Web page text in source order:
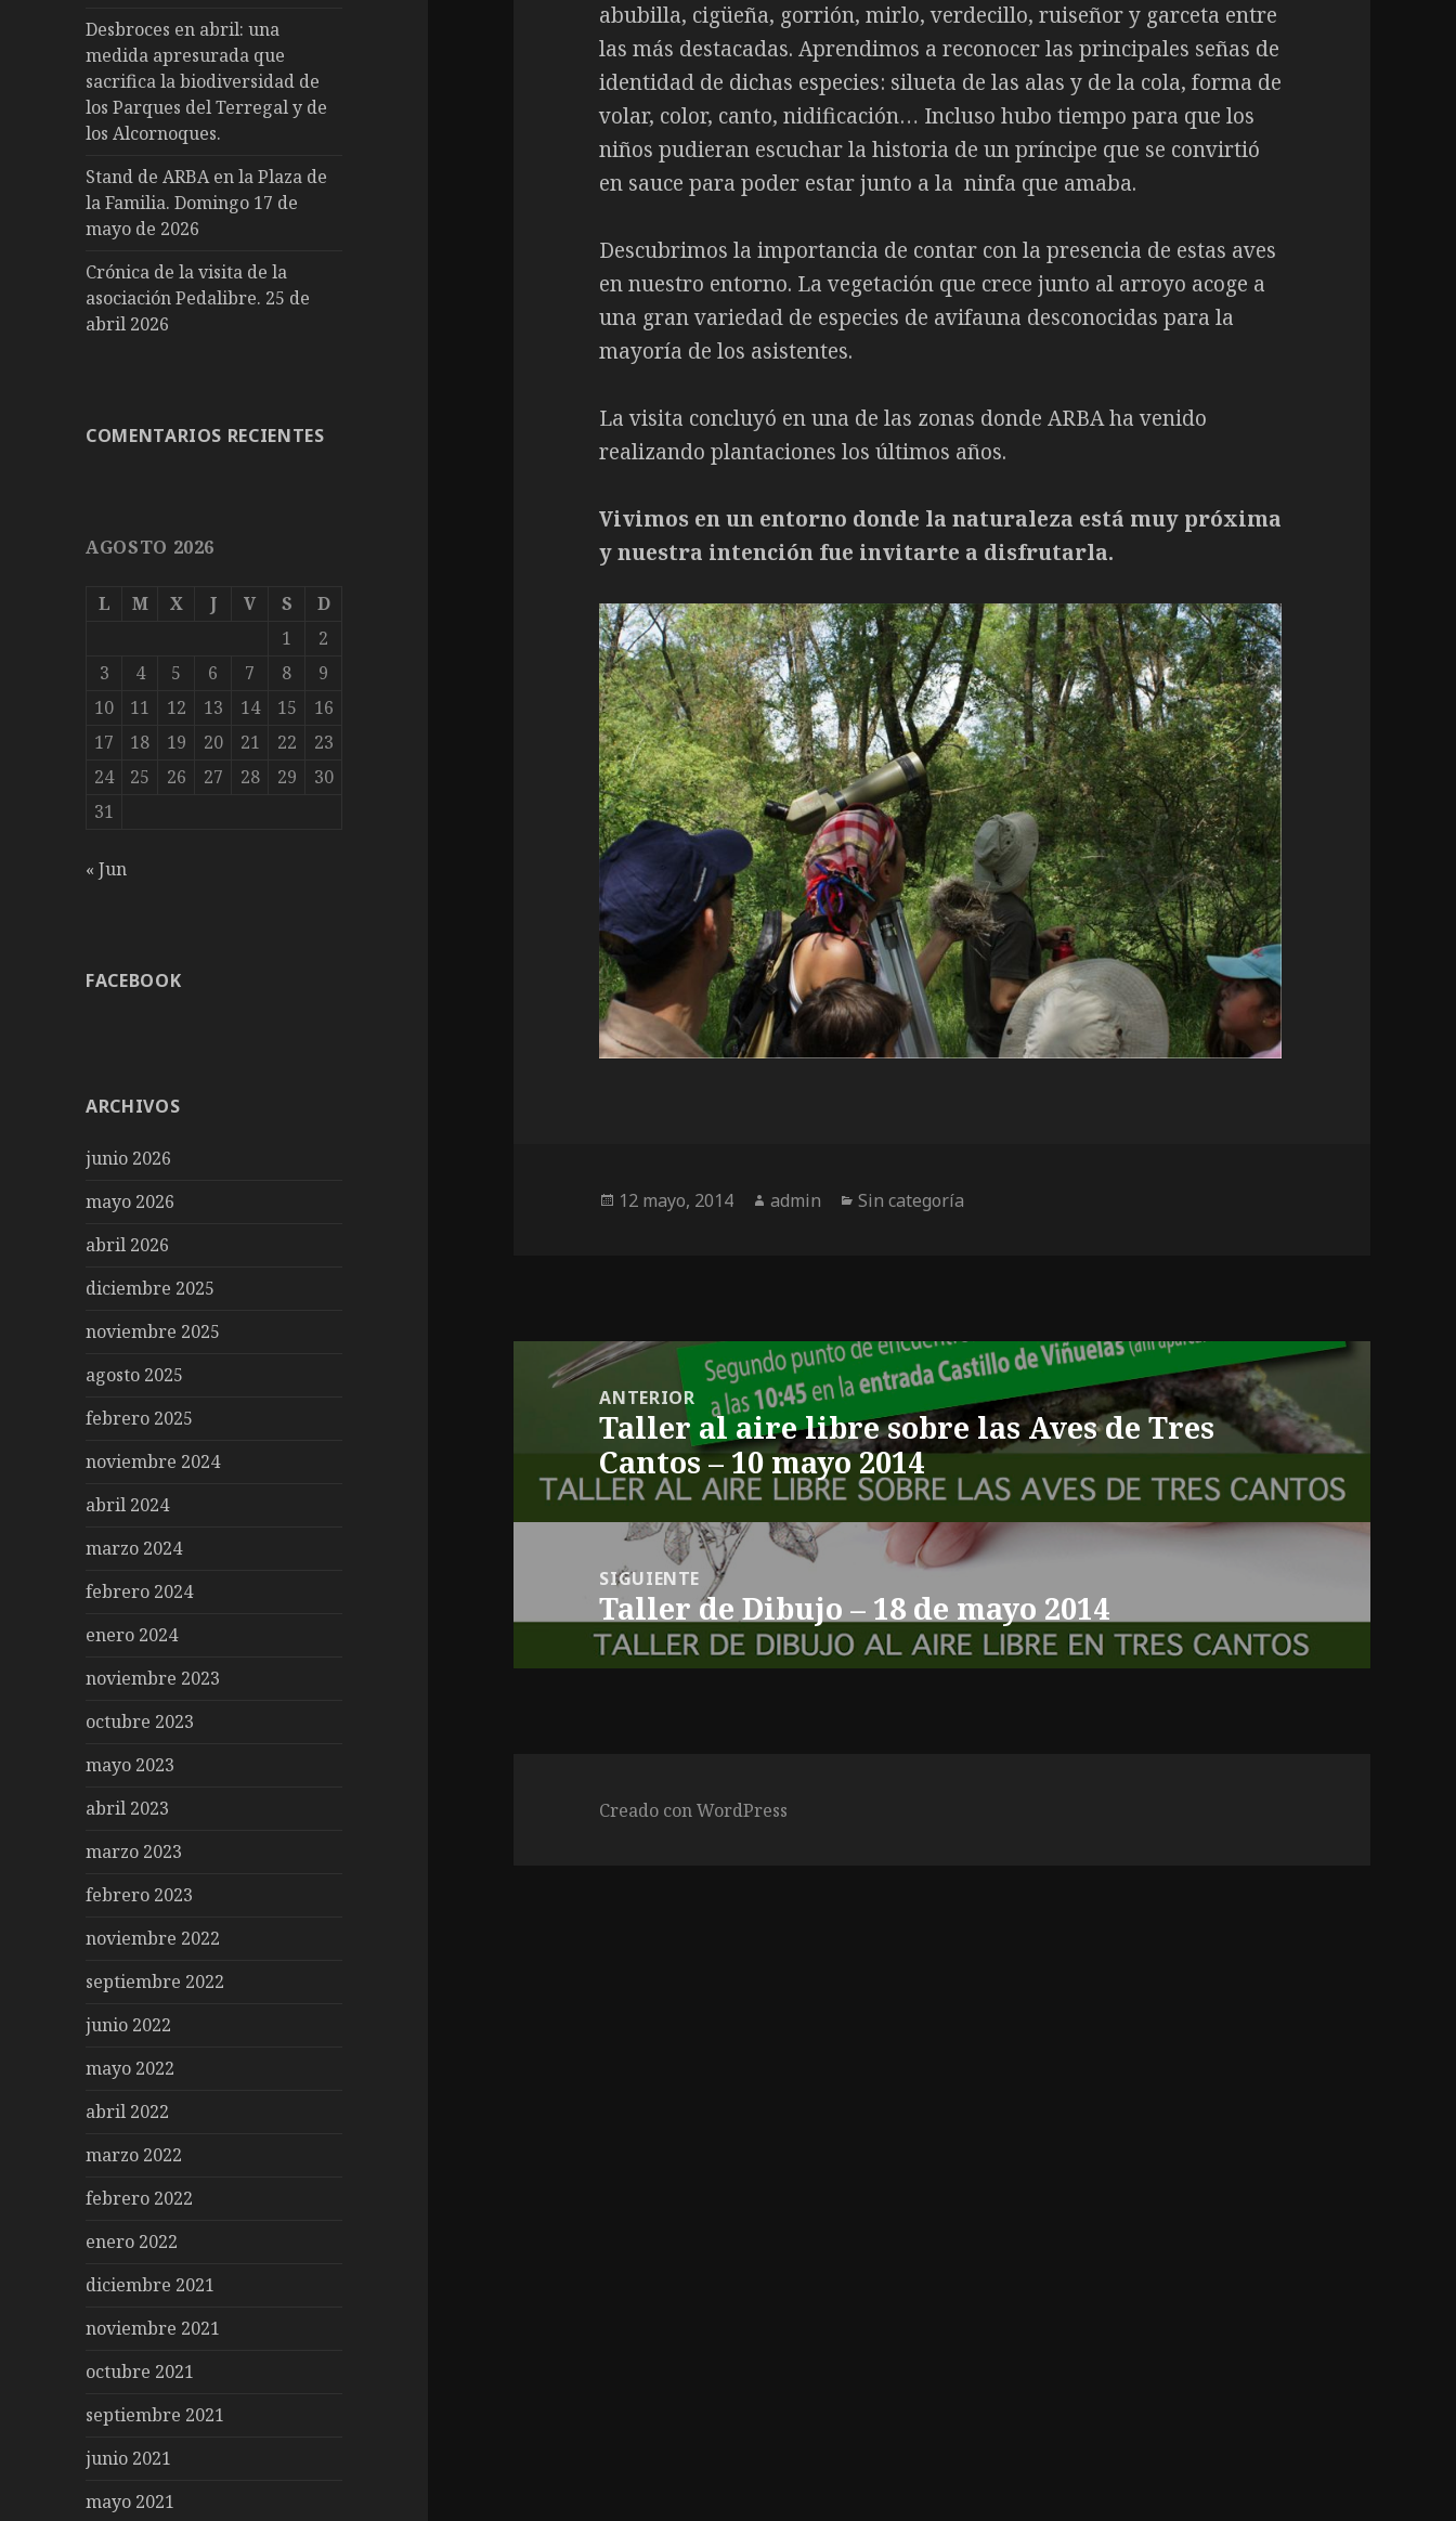
Desbroces en abril: una
medida apresurada que
sacrifica la biodiversidad de
los Parques del Terregal y de
los Alcornoques.
Stand de ARBA en la Plaza de
la Familia. Domingo 17 de
mayo de 2026
Crónica de la visita de la
asociación Pedalibre. 25 de
abril 2026
COMENTARIOS RECIENTES
AGOSTO 2026
L M X J V S
D
1
2
3
4 5 6 7 8
9
10
11 12 13 14 15
16
17
18 19 20 21 22
23
24
25 26 27 28 29
30
31
« Jun
FACEBOOK
ARCHIVOS
junio 2026
mayo 2026
abril 2026
diciembre 2025
noviembre 2025
agosto 2025
febrero 2025
noviembre 2024
abril 2024
marzo 2024
febrero 2024
enero 2024
noviembre 2023
octubre 2023
mayo 2023
abril 2023
marzo 2023
febrero 2023
noviembre 2022
septiembre 2022
junio 2022
mayo 2022
abril 2022
marzo 2022
febrero 2022
enero 2022
diciembre 2021
noviembre 2021
octubre 2021
septiembre 2021
junio 2021
mayo 2021
abubilla, cigüeña, gorrión, mirlo, verdecillo, ruiseñor y garceta entre
las más destacadas. Aprendimos a reconocer las principales señas de
identidad de dichas especies: silueta de las alas y de la cola, forma de
volar, color, canto, nidificación… Incluso hubo tiempo para que los
niños pudieran escuchar la historia de un príncipe que se convirtió
en sauce para poder estar junto a la ninfa que amaba.
Descubrimos la importancia de contar con la presencia de estas aves
en nuestro entorno. La vegetación que crece junto al arroyo acoge a
una gran variedad de especies de avifauna desconocidas para la
mayoría de los asistentes.
La visita concluyó en una de las zonas donde ARBA ha venido
realizando plantaciones los últimos años.
Vivimos en un entorno donde la naturaleza está muy próxima
y nuestra intención fue invitarte a disfrutarla.
Publicado
12 mayo, 2014 Autor
admin Categorías
Sin categoría
Navegación
entradas
ANTERIOR
Entrada
anterior:
Taller al aire libre sobre las Aves de Tres
Cantos – 10 mayo 2014
SIGUIENTE
Entrada
siguiente:
Taller de Dibujo – 18 de mayo 2014
Creado con WordPress